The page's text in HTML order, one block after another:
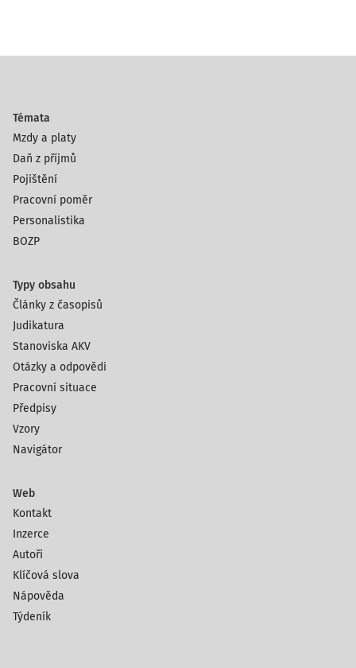
Témata
Mzdy a platy
Daň z příjmů
Pojištění
Pracovní poměr
Personalistika
BOZP
Typy obsahu
Články z časopisů
Judikatura
Stanoviska AKV
Otázky a odpovědi
Pracovní situace
Předpisy
Vzory
Navigátor
Web
Kontakt
Inzerce
Autoři
Klíčová slova
Nápověda
Týdeník